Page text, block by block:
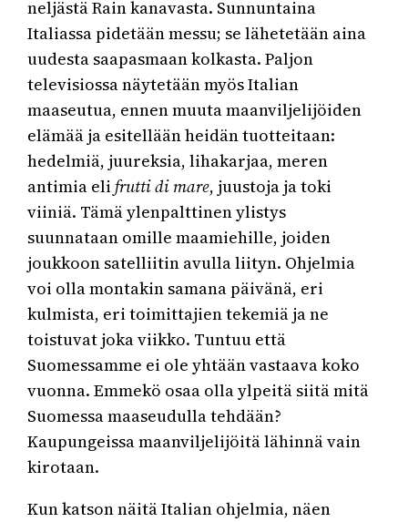
neljästä Rain kanavasta. Sunnuntaina
Italiassa pidetään messu; se lähetetään aina
uudesta saapasmaan kolkasta. Paljon
televisiossa näytetään myös Italian
maaseutua, ennen muuta maanviljelijöiden
elämää ja esitellään heidän tuotteitaan:
hedelmiä, juureksia, lihakarjaa, meren
antimia elifrutti di mare, juustoja ja toki
viiniä. Tämä ylenpalttinen ylistys
suunnataan omille maamiehille, joiden
joukkoon satelliitin avulla liityn. Ohjelmia
voi olla montakin samana päivänä, eri
kulmista, eri toimittajien tekemiä ja ne
toistuvat joka viikko. Tuntuu että
Suomessamme ei ole yhtään vastaava koko
vuonna. Emmekö osaa olla ylpeitä siitä mitä
Suomessa maaseudulla tehdään?
Kaupungeissa maanviljelijöitä lähinnä vain
kirotaan.
Kun katson näitä Italian ohjelmia, näen